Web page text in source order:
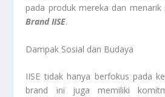
pada produk mereka dan
Brand IISE.
Dampak Sosial dan Budaya
IISE tidak hanya berfokus pada
brand ini juga memiliki